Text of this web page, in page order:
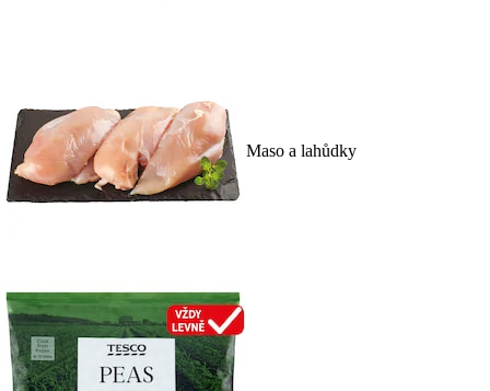
Maso a lahůdky